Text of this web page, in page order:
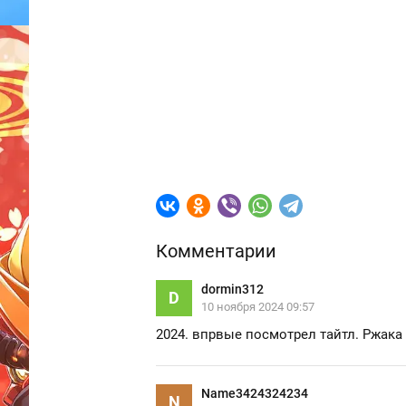
Комментарии
D dormin312
10 ноября 2024 09:57
2024. впрвые посмотрел тайтл. Ржака
N Name3424324234